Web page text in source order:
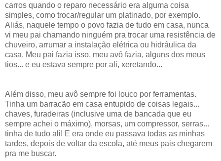
carros quando o reparo necessário era alguma coisa
simples, como trocar/regular um platinado, por exemplo.
Aliás, naquele tempo o povo fazia de tudo em casa, nunca
vi meu pai chamando ninguém pra trocar uma resistência de
chuveiro, arrumar a instalação elétrica ou hidráulica da
casa. Meu pai fazia isso, meu avô fazia, alguns dos meus
tios... e eu estava sempre por ali, xeretando...
Além disso, meu avô sempre foi louco por ferramentas.
Tinha um barracão em casa entupido de coisas legais...
chaves, furadeiras (inclusive uma de bancada que eu
sempre achei o máximo), morsas, um compressor, serras...
tinha de tudo ali! E era onde eu passava todas as minhas
tardes, depois de voltar da escola, até meus pais chegarem
pra me buscar.